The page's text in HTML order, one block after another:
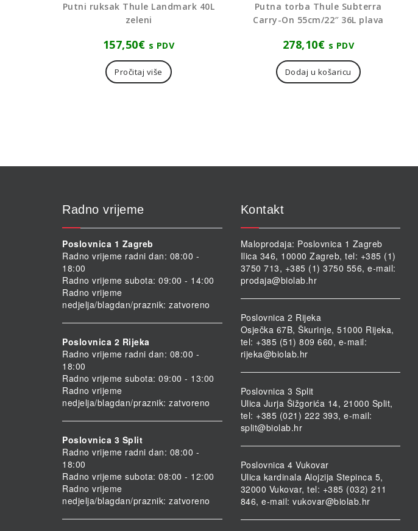
Putni ruksak Thule Landmark 40L
zeleni
157,50€ s PDV
Pročitaj više
Putna torba Thule Subterra
Carry-On 55cm/22″ 36L plava
278,10€ s PDV
Dodaj u košaricu
Radno vrijeme
Poslovnica 1 Zagreb
Radno vrijeme radni dan: 08:00 -
18:00
Radno vrijeme subota: 09:00 - 14:00
Radno vrijeme
nedjelja/blagdan/praznik: zatvoreno
Poslovnica 2 Rijeka
Radno vrijeme radni dan: 08:00 -
18:00
Radno vrijeme subota: 09:00 - 13:00
Radno vrijeme
nedjelja/blagdan/praznik: zatvoreno
Poslovnica 3 Split
Radno vrijeme radni dan: 08:00 -
18:00
Radno vrijeme subota: 08:00 - 12:00
Radno vrijeme
nedjelja/blagdan/praznik: zatvoreno
Kontakt
Maloprodaja: Poslovnica 1 Zagreb
Ilica 346, 10000 Zagreb, tel: +385 (1)
3750 713, +385 (1) 3750 556, e-mail:
prodaja@biolab.hr
Poslovnica 2 Rijeka
Osječka 67B, Škurinje, 51000 Rijeka,
tel: +385 (51) 809 660, e-mail:
rijeka@biolab.hr
Poslovnica 3 Split
Ulica Jurja Šižgorića 14, 21000 Split,
tel: +385 (021) 222 393, e-mail:
split@biolab.hr
Poslovnica 4 Vukovar
Ulica kardinala Alojzija Stepinca 5,
32000 Vukovar, tel: +385 (032) 211
846, e-mail: vukovar@biolab.hr